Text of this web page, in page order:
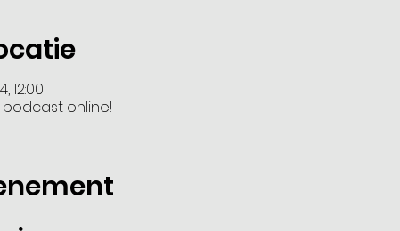
12:00
podcast online!